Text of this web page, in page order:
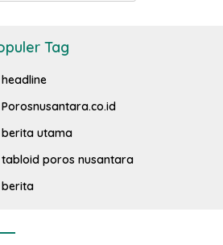
Tag
headline
Porosnusantara.co.id
berita utama
tabloid poros nusantara
berita